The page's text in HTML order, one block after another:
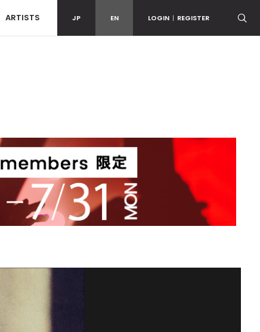
ARTISTS JP EN LOGIN | REGISTER